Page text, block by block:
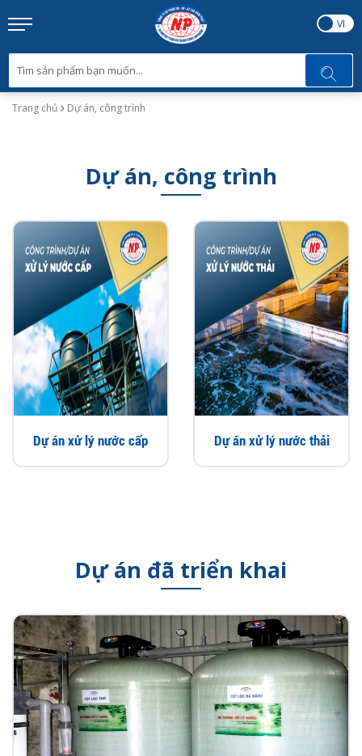
EN VI
Trang chủ Dự án, công trình
Dự án, công trình
Dự án xử lý nước cấp Dự án xử lý nước thải
Dự án đã triển khai